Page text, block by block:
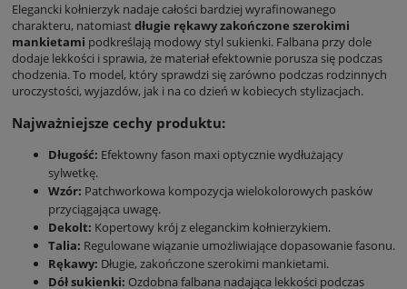
Elegancki kołnierzyk nadaje całości bardziej wyrafinowanego
charakteru, natomiastdługie rękawy zakończone szerokimi
mankietami podkreślają modowy styl sukienki. Falbana przy dole
dodaje lekkości i sprawia, że materiał efektownie porusza się podczas
chodzenia. To model, który sprawdzi się zarówno podczas rodzinnych
uroczystości, wyjazdów, jak i na co dzień w kobiecych stylizacjach.
Najważniejsze cechy produktu:
Długość: Efektowny fason maxi optycznie wydłużający
sylwetkę.
Wzór: Patchworkowa kompozycja wielokolorowych pasków
przyciągająca uwagę.
Dekolt: Kopertowy krój z eleganckim kołnierzykiem.
Talia: Regulowane wiązanie umożliwiające dopasowanie fasonu.
Rękawy: Długie, zakończone szerokimi mankietami.
Dół sukienki: Ozdobna falbana nadająca lekkości podczas